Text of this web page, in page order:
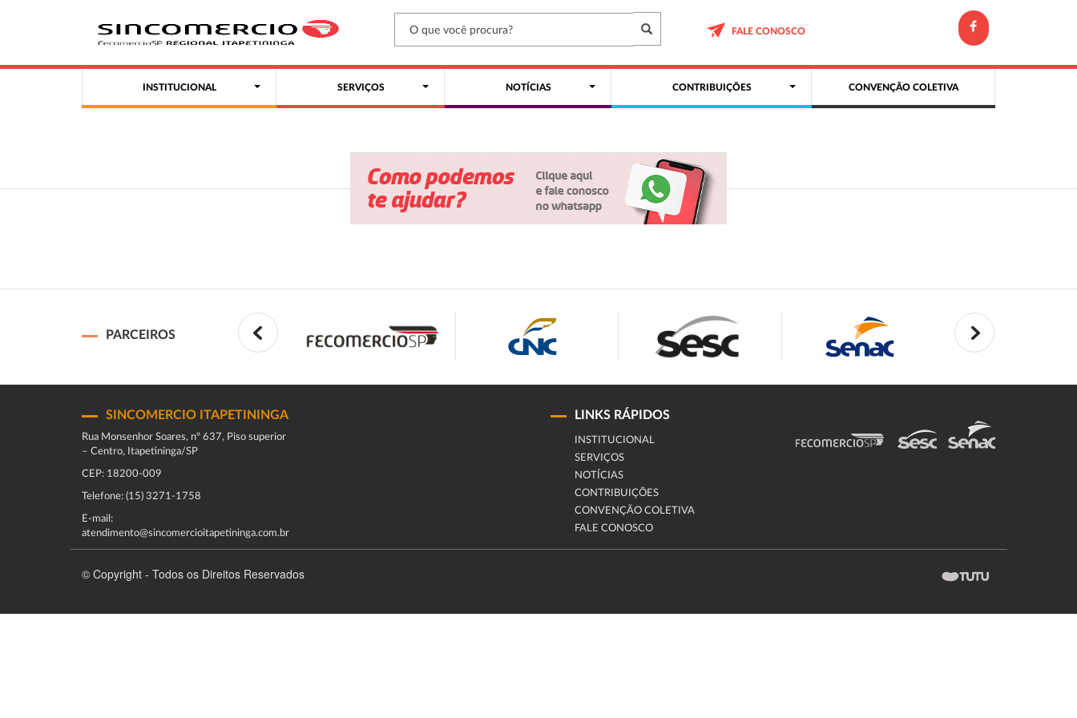
FALE CONOSCO
INSTITUCIONAL SERVIÇOS NOTÍCIAS CONTRIBUIÇÕES CONVENÇÃO COLETIVA
PARCEIROS
SINCOMERCIO ITAPETININGA
Rua Monsenhor Soares, nº 637, Piso superior
– Centro, Itapetininga/SP
CEP: 18200-009
Telefone: (15) 3271-1758
E-mail:
atendimento@sincomercioitapetininga.com.br
LINKS RÁPIDOS
INSTITUCIONAL
SERVIÇOS
NOTÍCIAS
CONTRIBUIÇÕES
CONVENÇÃO COLETIVA
FALE CONOSCO
© Copyright - Todos os Direitos Reservados